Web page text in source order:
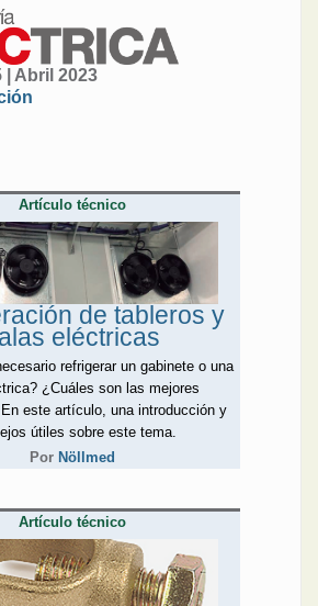
| Abril 2023
Artículo técnico
de tableros y
eléctricas
refrigerar un gabinete o una
¿Cuáles son las mejores
este artículo, una introducción y
útiles sobre este tema.
Por Nöllmed
Artículo técnico